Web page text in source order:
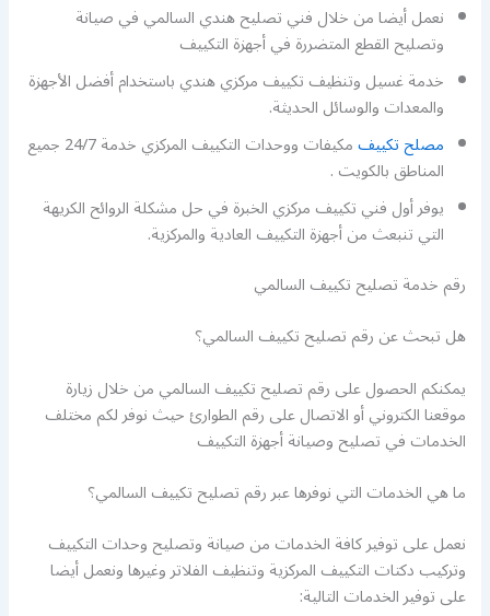
نعمل أيضا من خلال فني تصليح هندي السالمي في صيانة
وتصليح القطع المتضررة في أجهزة التكييف
خدمة غسيل وتنظيف تكييف مركزي هندي باستخدام أفضل الأجهزة
والمعدات والوسائل الحديثة.
مصلح تكييف
مكيفات ووحدات التكييف المركزي خدمة 24/7 جميع
المناطق بالكويت .
يوفر أول فني تكييف مركزي الخبرة في حل مشكلة الروائح الكريهة
التي تنبعث من أجهزة التكييف العادية والمركزية.
رقم خدمة تصليح تكييف السالمي
هل تبحث عن رقم تصليح تكييف السالمي؟
يمكنكم الحصول على رقم تصليح تكييف السالمي من خلال زيارة
موقعنا الكتروني أو الاتصال على رقم الطوارئ حيث نوفر لكم مختلف
الخدمات في تصليح وصيانة أجهزة التكييف
ما هي الخدمات التي نوفرها عبر رقم تصليح تكييف السالمي؟
نعمل على توفير كافة الخدمات من صيانة وتصليح وحدات التكييف
وتركيب دكتات التكييف المركزية وتنظيف الفلاتر وغيرها ونعمل أيضا
على توفير الخدمات التالية: